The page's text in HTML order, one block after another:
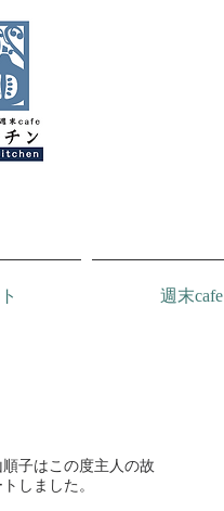
週末cafe
子はこの度主人の故
しました。